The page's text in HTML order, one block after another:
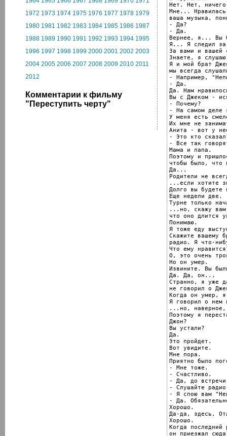
1972 1973 1974 1975 1976 1977 1978 1979
1980 1981 1982 1983 1984 1985 1986 1987
1988 1989 1990 1991 1992 1993 1994 1995
1996 1997 1998 1999 2000 2001 2002 2003
2004 2005 2006 2007 2008 2009 2010 2011
2012
Комментарии к фильму
"Переступить черту"
Нет. Нет,
Мне... Нравилась
ваша музыка,
- Да?
- Да.
Вернее, я... Вы
Я... Я следил за
За вами и вашей
Знаете, я
Я и мой брат
мы всегда
- Например,
- Да.
Да. Нам
Вы с Джеком -
- Почему?
- На самом деле
У меня есть
Их мне не
Анита - вот у
- Это кто
- Все так
Мама и папа.
Поэтому и
чтобы было, что
Да...
Родители не
...если хотите
Долго вы будете
Еще недели две.
Турне только
...но, скажу
что оно длится
Понимаю.
Я тоже еду
Скажите вашему
радио. Я что-
Что ему
О, это очень
Но он умер.
Извините. Вы
Да. Да, он...
Странно, я уже
не говорил о
Когда он умер,
Я говорил о нем
...но, наверное,
Поэтому я
Джон?
Вы устали?
Да.
Это пройдет.
Вот увидите.
Мне пора.
Приятно было
- Мне тоже.
- Счастливо.
- Да, до
- Слушайте
- Я спою вам
- Да.
Хорошо.
Да-да, здесь.
Хорошо.
Когда последний
он приезжал